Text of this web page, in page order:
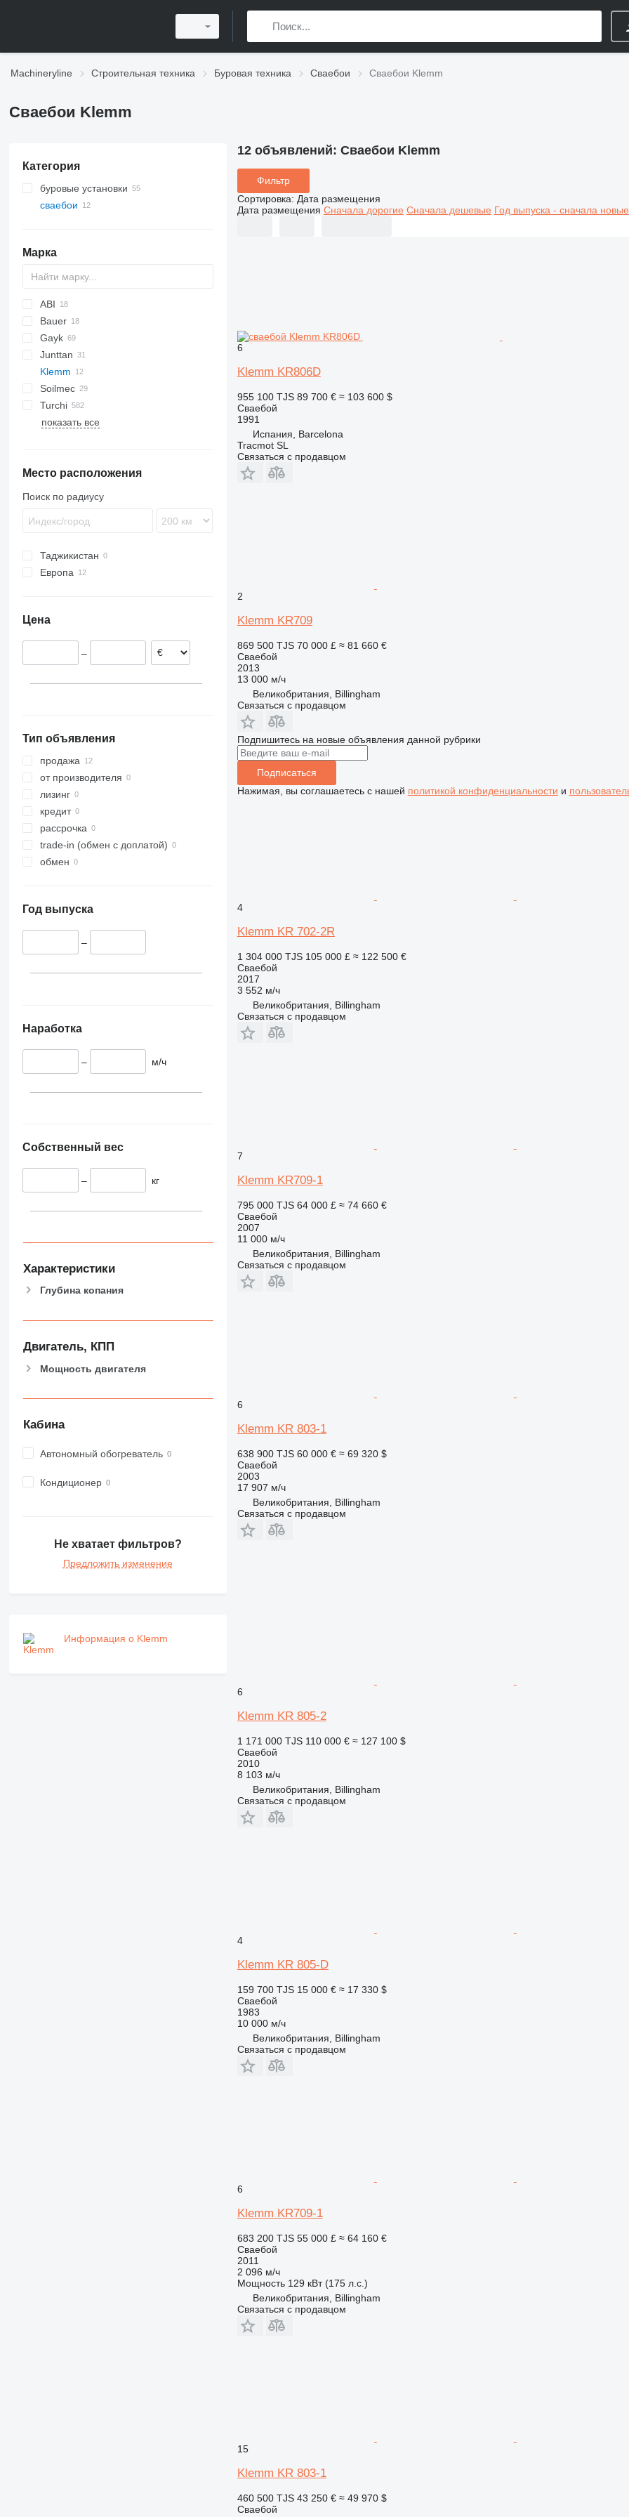
Machineryline Строительная техника Буровая техника Сваебои Сваебои Klemm
Сваебои Klemm
Категория
буровые установки
сваебои
Марка
ABI
Mobilram
ROC
800
Bauer
BG
BV
RG
T 21
B-series
C-series
MC
D-series
RH
Gayk
HRE
KH
HBR
223
1412C
AF
ECM
2054
Junttan
PM
Klemm
709-2
KR
KR702-2R
KR803
KR806
LB
LRB
R-series
HR
MW
HC
HD
Commando
Pantera
683
Soilmec
PSM
R210
SM
CF
Turchi
260S
PD
EC
XC
H
показать все
Место расположения
Поиск по радиусу
Таджикистан
Европа
Цена
–
Тип объявления
продажа
от производителя
лизинг
кредит
рассрочка
trade-in (обмен с доплатой)
обмен
Год выпуска
–
Наработка
– м/ч
Собственный вес
– кг
Характеристики
Глубина копания
Двигатель, КПП
Мощность двигателя
Кабина
Автономный обогреватель
Кондиционер
Не хватает фильтров?
Предложить изменение
Информация о Klemm
12 объявлений: Сваебои Klemm
Фильтр
Сортировка: Дата размещения
Дата размещения Сначала дорогие Сначала дешевые Год выпуска - сначала новые
6
Klemm KR806D
955 100 TJS 89 700 € ≈ 103 600 $
Сваебой
1991
Испания, Barcelona
Tracmot SL
Связаться с продавцом
2
Klemm KR709
869 500 TJS 70 000 £ ≈ 81 660 €
Сваебой
2013
13 000 м/ч
Великобритания, Billingham
Связаться с продавцом
Подпишитесь на новые объявления данной рубрики
Подписаться
Нажимая, вы соглашаетесь с нашей политикой конфиденциальности и
4
Klemm KR 702-2R
1 304 000 TJS 105 000 £ ≈ 122 500 €
Сваебой
2017
3 552 м/ч
Великобритания, Billingham
Связаться с продавцом
7
Klemm KR709-1
795 000 TJS 64 000 £ ≈ 74 660 €
Сваебой
2007
11 000 м/ч
Великобритания, Billingham
Связаться с продавцом
6
Klemm KR 803-1
638 900 TJS 60 000 € ≈ 69 320 $
Сваебой
2003
17 907 м/ч
Великобритания, Billingham
Связаться с продавцом
6
Klemm KR 805-2
1 171 000 TJS 110 000 € ≈ 127 100 $
Сваебой
2010
8 103 м/ч
Великобритания, Billingham
Связаться с продавцом
4
Klemm KR 805-D
159 700 TJS 15 000 € ≈ 17 330 $
Сваебой
1983
10 000 м/ч
Великобритания, Billingham
Связаться с продавцом
6
Klemm KR709-1
683 200 TJS 55 000 £ ≈ 64 160 €
Сваебой
2011
2 096 м/ч
Мощность 129 кВт (175 л.с.)
Великобритания, Billingham
Связаться с продавцом
15
Klemm KR 803-1
460 500 TJS 43 250 € ≈ 49 970 $
Сваебой